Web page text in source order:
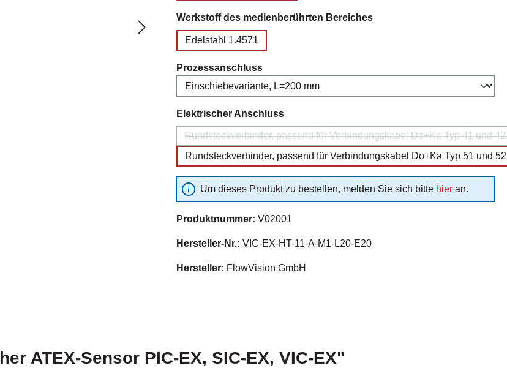
Werkstoff des medienberührten Bereichesauswählen
Edelstahl 1.4571
Prozessanschlussauswählen
Elektrischer Anschlussauswählen
Rundsteckverbinder, passend für Verbindungskabel Do+Ka Typ 41 und
(Diese Option
Rundsteckverbinder, passend für Verbindungskabel Do+Ka Typ 51 und
Um dieses Produkt zu bestellen, melden Sie sich bitte hier an.
Produktnummer: V02001
Hersteller-Nr.: VIC-EX-HT-11-A-M1-L20-E20
Hersteller: FlowVision GmbH
ATEX-Sensor PIC-EX, SIC-EX, VIC-EX"